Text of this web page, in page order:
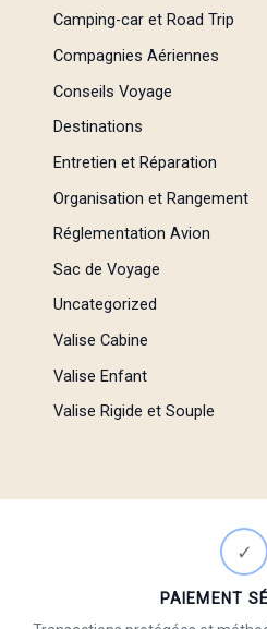
Camping-car et Road Trip
Compagnies Aériennes
Conseils Voyage
Destinations
Entretien et Réparation
Organisation et Rangement
Réglementation Avion
Sac de Voyage
Uncategorized
Valise Cabine
Valise Enfant
Valise Rigide et Souple
✓
PAIEMENT